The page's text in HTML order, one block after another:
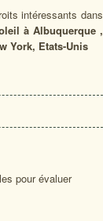
intéressants dans
à Albuquerque ,
York, Etats-Unis
pour évaluer